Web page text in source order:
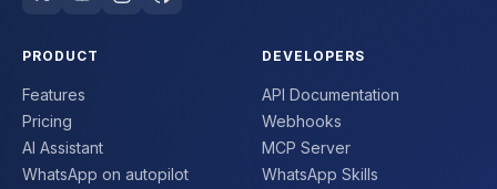
PRODUCT
Features
Pricing
AI Assistant
WhatsApp on autopilot
DEVELOPERS
API Documentation
Webhooks
MCP Server
WhatsApp Skills